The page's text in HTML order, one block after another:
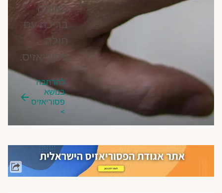
באותה
בריכה עם
חולה
פסוריאזיס.
להרחבה
בנושא
פסוריאזיס
>